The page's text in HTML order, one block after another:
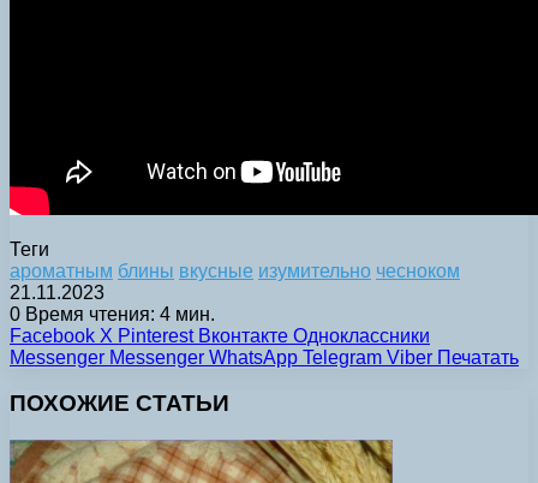
Теги
ароматным блины вкусные изумительно чесноком
21.11.2023
0 Время чтения: 4 мин.
Facebook X Pinterest Вконтакте Одноклассники
Messenger Messenger WhatsApp Telegram Viber Печатать
ПОХОЖИЕ СТАТЬИ